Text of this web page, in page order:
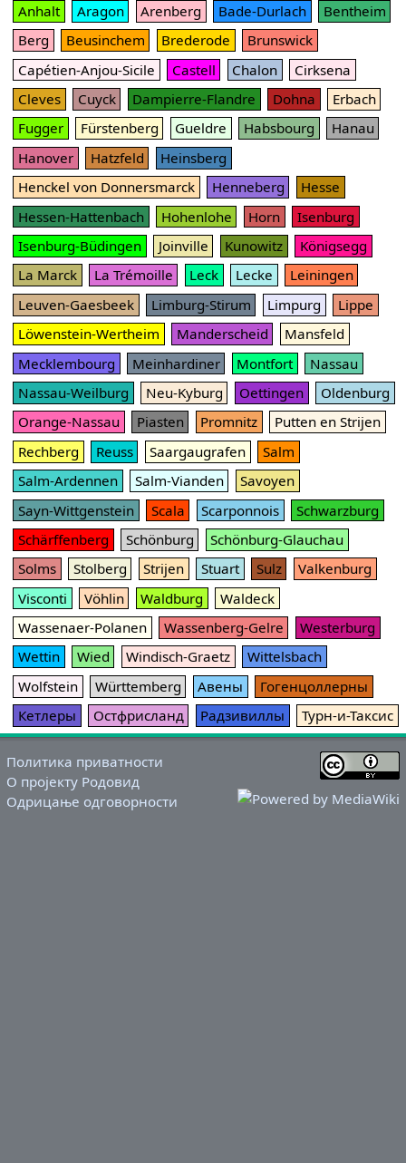
Anhalt
Aragon Arenberg Bade-Durlach
Bentheim
Berg
Beusinchem Brederode
Brunswick
Capétien-Anjou-Sicile
Castell Chalon
Cirksena
Cleves
Cuyck Dampierre-Flandre Dohna
Erbach
Fugger
Fürstenberg Gueldre Habsbourg
Hanau
Hanover
Hatzfeld
Heinsberg
Henckel von Donnersmarck
Henneberg
Hesse
Hessen-Hattenbach
Hohenlohe Horn
Isenburg
Isenburg-Büdingen
Joinville Kunowitz
Königsegg
La Marck
La Trémoille Leck Lecke
Leiningen
Leuven-Gaesbeek
Limburg-Stirum Limpurg
Lippe
Löwenstein-Wertheim
Manderscheid
Mansfeld
Mecklembourg
Meinhardiner Montfort
Nassau
Nassau-Weilburg
Neu-Kyburg Oettingen
Oldenburg
Orange-Nassau
Piasten Promnitz
Putten en Strijen
Rechberg
Reuss Saargaugrafen
Salm
Salm-Ardennen
Salm-Vianden
Savoyen
Sayn-Wittgenstein
Scala Scarponnois
Schwarzburg
Schärffenberg
Schönburg
Schönburg-Glauchau
Solms
Stolberg Strijen Stuart Sulz
Valkenburg
Visconti
Vöhlin Waldburg
Waldeck
Wassenaer-Polanen
Wassenberg-Gelre
Westerburg
Wettin
Wied Windisch-Graetz
Wittelsbach
Wolfstein
Württemberg Авены
Гогенцоллерны
Кетлеры
Остфрисланд Радзивиллы Турн-и-Таксис
Политика приватности
О пројекту Родовид
Одрицање одговорности